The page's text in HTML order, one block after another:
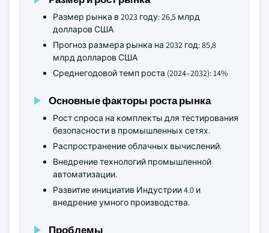
Размер рынка в 2023 году: 26,5 млрд
долларов США
Прогноз размера рынка на 2032 год: 85,8
млрд долларов США
Среднегодовой темп роста (2024–2032): 14%
Основные факторы роста рынка
Рост спроса на комплекты для тестирования
безопасности в промышленных сетях.
Распространение облачных вычислений.
Внедрение технологий промышленной
автоматизации.
Развитие инициатив Индустрии 4.0 и
внедрение умного производства.
Проблемы